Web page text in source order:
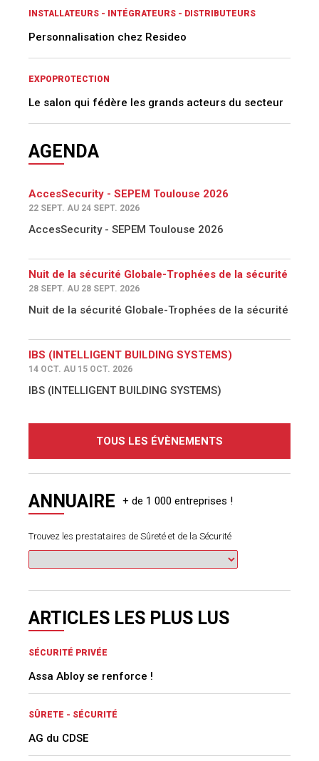
INSTALLATEURS - INTÉGRATEURS - DISTRIBUTEURS
Personnalisation chez Resideo
EXPOPROTECTION
Le salon qui fédère les grands acteurs du secteur
AGENDA
AccesSecurity - SEPEM Toulouse 2026
22 SEPT. AU 24 SEPT. 2026
AccesSecurity - SEPEM Toulouse 2026
Nuit de la sécurité Globale-Trophées de la sécurité
28 SEPT. AU 28 SEPT. 2026
Nuit de la sécurité Globale-Trophées de la sécurité
IBS (INTELLIGENT BUILDING SYSTEMS)
14 OCT. AU 15 OCT. 2026
IBS (INTELLIGENT BUILDING SYSTEMS)
TOUS LES ÉVÈNEMENTS
ANNUAIRE
Trouvez les prestataires de Sûreté et de la Sécurité
ARTICLES LES PLUS LUS
SÉCURITÉ PRIVÉE
Assa Abloy se renforce !
SÛRETE - SÉCURITÉ
AG du CDSE